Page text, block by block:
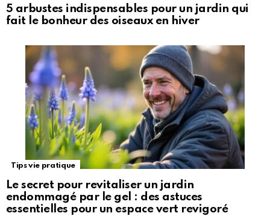
5 arbustes indispensables pour un jardin qui
fait le bonheur des oiseaux en hiver
Tips vie pratique
Le secret pour revitaliser un jardin
endommagé par le gel : des astuces
essentielles pour un espace vert revigoré